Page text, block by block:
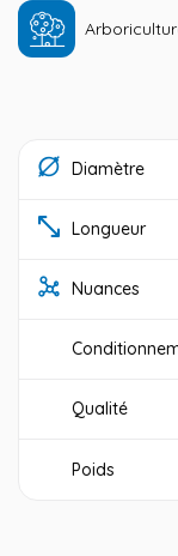
Diamètre
Longueur
Nuances
Qualité
Poids